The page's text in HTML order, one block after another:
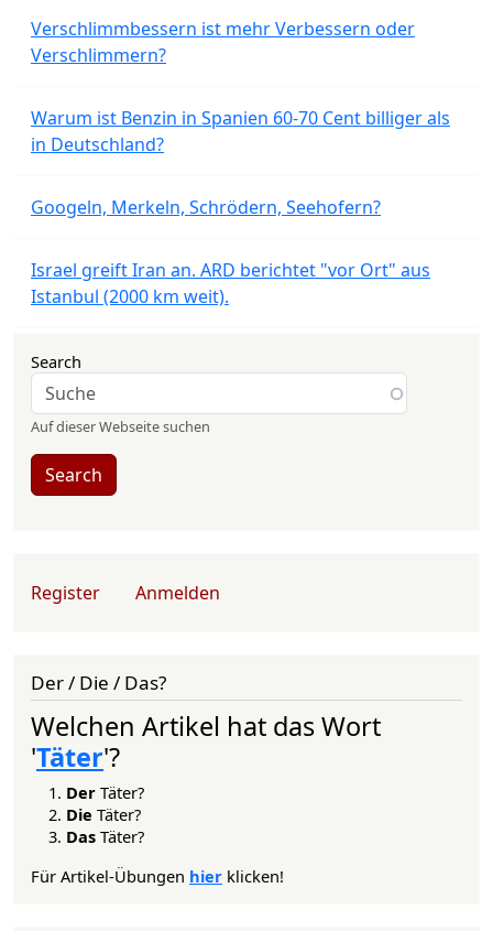
Verschlimmbessern ist mehr Verbessern oder
Verschlimmern?
Warum ist Benzin in Spanien 60-70 Cent billiger als
in Deutschland?
Googeln, Merkeln, Schrödern, Seehofern?
Israel greift Iran an. ARD berichtet "vor Ort" aus
Istanbul (2000 km weit).
Search
Auf dieser Webseite suchen
Search
User account menu
Register Anmelden
Der / Die / Das?
Welchen Artikel hat das Wort
'Täter'?
Der Täter?
Die Täter?
Das Täter?
Für Artikel-Übungen hier klicken!